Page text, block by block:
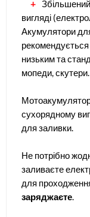
вигляді
Акумулятори
рекомендується
низьким та
мопеди, скутери.
сухорядному
для заливки.
Не потрібно
заливаєте
для
заряджаєте.